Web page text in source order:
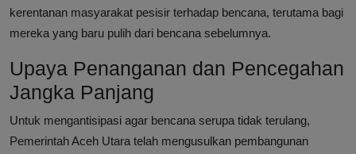
kerentanan masyarakat pesisir terhadap bencana, terutama bagi
mereka yang baru pulih dari bencana sebelumnya.
Upaya Penanganan dan Pencegahan
Jangka Panjang
Untuk mengantisipasi agar bencana serupa tidak terulang,
Pemerintah Aceh Utara telah mengusulkan pembangunan